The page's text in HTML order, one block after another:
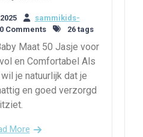
sammikids-
0 Comments 26 tags
Maat 50 Jasje voor
en Comfortabel Als
je natuurlijk dat je
en goed verzorgd
More